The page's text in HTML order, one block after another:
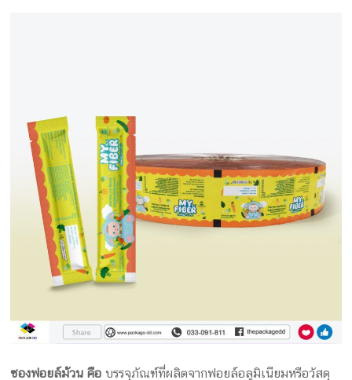
Packaging
Design
อางค์
ทำ
ซองฟอยล์ม้วน คือ บรรจุภัณฑ์ที่ผลิตจากฟอยล์อลูมิเนียมหรือวัสดุ